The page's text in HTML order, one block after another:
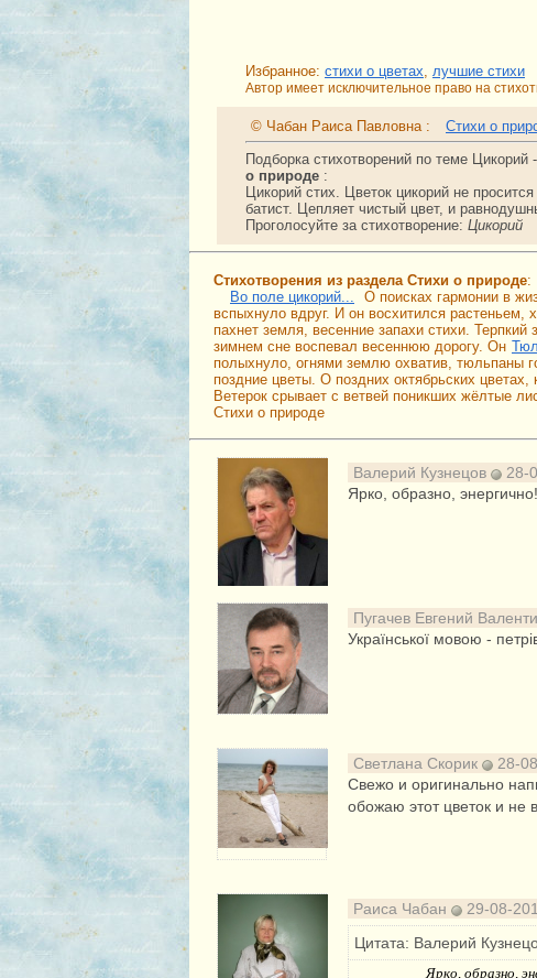
Избранное: стихи о цветах, лучшие стихи
Автор имеет исключительное право на
© Чабан Раиса Павловна : Стихи о
Подборка стихотворений по теме
о природе :
Цикорий стих. Цветок цикорий не
батист. Цепляет чистый цвет, и
Проголосуйте за стихотворение: Цикорий
Стихотворения из раздела Стихи о природе:
Во поле цикорий...
О поисках гармонии в
вспыхнуло вдруг. И он восхитился растеньем,
пахнет земля, весенние запахи стихи.
зимнем сне воспевал весеннюю дорогу. Он
полыхнуло, огнями землю охватив, тюльпаны
поздние цветы. О поздних октябрьских
Ветерок срывает с ветвей поникших жёлтые
Стихи о природе
Валерий Кузнецов
28-
Ярко, образно,
Пугачев Евгений
Української мовою - петрів
Светлана Скорик
28-
Свежо и оригинально
обожаю этот цветок и не
Раиса Чабан
29-08-
Цитата: Валерий
Ярко, образно,